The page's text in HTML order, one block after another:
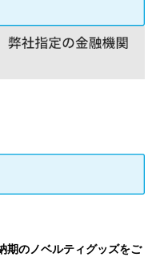
期のノベルティグッズをご